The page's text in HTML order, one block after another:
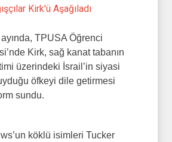
Kirk'ü Aşağıladı
TPUSA Öğrenci
Kirk, sağ kanat tabanın
üzerindeki İsrail’in siyasi
öfkeyi dile getirmesi
sundu.
köklü isimleri Tucker